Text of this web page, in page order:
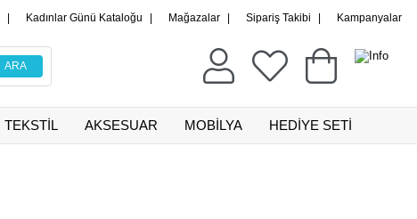
Kadınlar Günü Kataloğu Mağazalar Sipariş Takibi Kampanyalar
TEKSTİL AKSESUAR MOBİLYA HEDİYE SETİ